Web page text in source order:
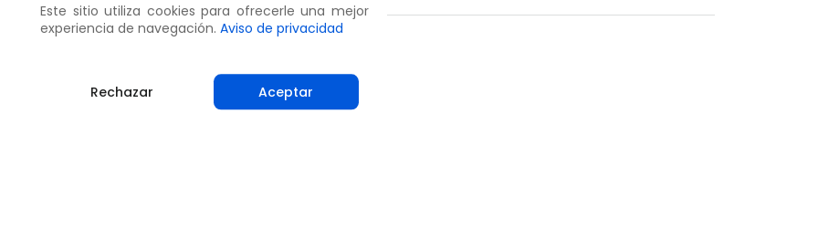
Este sitio utiliza cookies para ofrecerle una mejor
experiencia de navegación. Aviso de privacidad
Rechazar Aceptar